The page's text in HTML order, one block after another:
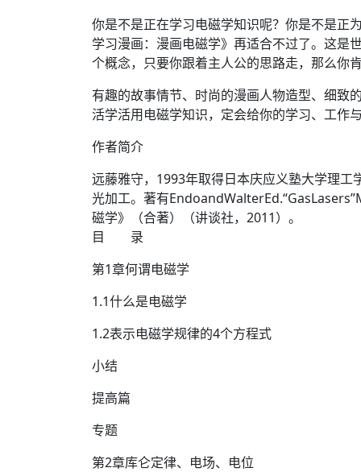
你是不是正在学习电磁学知识呢？你是不是正
学习漫画：漫画电磁学》再适合不过了。这是
个概念，只要你跟着主人公的思路走，那么你
有趣的故事情节、时尚的漫画人物造型、细致
活学活用电磁学知识，定会给你的学习、工作
作者简介
远藤雅守，1993年取得日本庆应义塾大学理
光加工。著有
磁学》（合著）（讲谈社，2011）。
目 录
第1章何谓电磁学
1.1什么是电磁学
1.2表示电磁学规律的4个方程式
小结
提高篇
专题
第2章库仑定律、电场、电位